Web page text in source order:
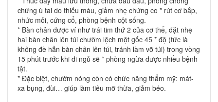
chứng ù tai do thiếu máu, giảm nhẹ chứng co * rút cơ bắp,
nhức mỏi, cứng cổ, phòng bệnh cột sống.
* Bàn chân được ví như trái tim thứ 2 của cơ thể, đặt nhẹ
hai bàn chân lên túi chườm lệch một gốc 45 * độ (tức là
không đè hẳn bàn chân lên túi, tránh làm vỡ túi) trong vòng
15 phút trước khi đi ngủ sẽ * phòng ngừa được nhiều bệnh
tật.
* Đặc biệt, chườm nóng còn có chức năng thẩm mỹ: mát-
xa bụng, đùi… giúp làm tiêu mỡ thừa, giảm béo.